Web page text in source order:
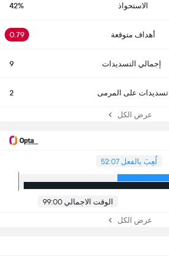
الاستحواذ 42%
أهداف متوقعة 0.79
إجمالي التسديدات 9
تسديدات على المرمى 2
عرض الكل
لُعِبَ بالفعل 52:07
الوقت الاجمالي 99:00
عرض الكل